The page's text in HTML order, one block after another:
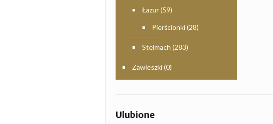
Łazur(59)
Pierścionki(28)
Stelmach (283)
Zawieszki(0)
Ulubione